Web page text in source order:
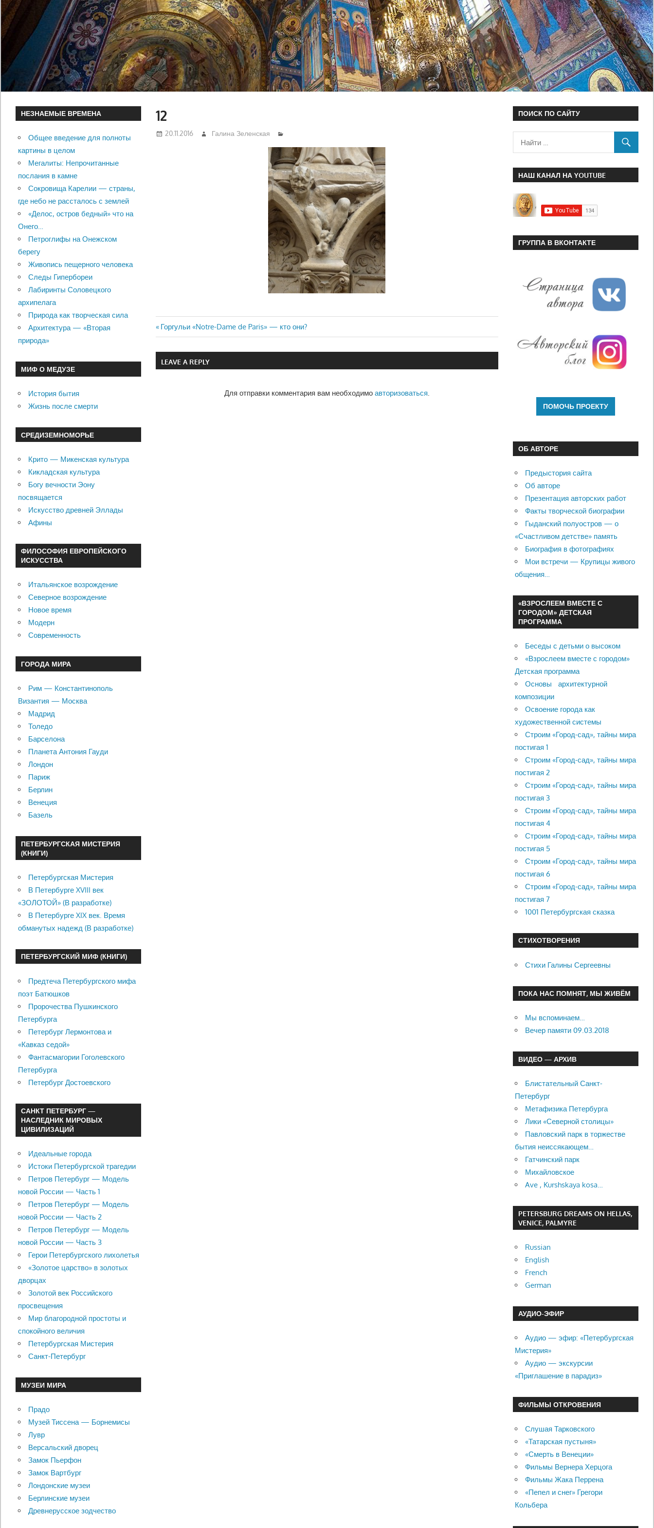
12
20.11.2016 Галина Зеленская
Навигация
по
Previous
Post:
Горгульи «Notre-Dame de Paris» — кто они?
LEAVE A REPLY
Для отправки комментария вам необходимо авторизоваться.
НЕЗНАЕМЫЕ ВРЕМЕНА
Общее введение для полноты
картины в целом
Мегалиты: Непрочитанные
послания в камне
Сокровища Карелии — страны,
где небо не рассталось с землей
«Делос, остров бедный» что на
Онего…
Петроглифы на Онежском
берегу
Живопись пещерного человека
Следы Гипербореи
Лабиринты Соловецкого
архипелага
Природа как творческая сила
Архитектура — «Вторая
природа»
МИФ О МЕДУЗЕ
История бытия
Жизнь после смерти
СРЕДИЗЕМНОМОРЬЕ
Крито — Микенская культура
Кикладская культура
Богу вечности Эону
посвящается
Искусство древней Эллады
Афины
ФИЛОСОФИЯ ЕВРОПЕЙСКОГО
ИСКУССТВА
Итальянское возрождение
Северное возрождение
Новое время
Модерн
Современность
ГОРОДА МИРА
Рим — Константинополь
Византия — Москва
Мадрид
Толедо
Барселона
Планета Антония Гауди
Лондон
Париж
Берлин
Венеция
Базель
ПЕТЕРБУРГСКАЯ МИСТЕРИЯ
(КНИГИ)
Петербургская Мистерия
В Петербурге XVIII век
«ЗОЛОТОЙ» (В разработке)
В Петербурге XIX век. Время
обманутых надежд (В разработке)
ПЕТЕРБУРГСКИЙ МИФ (КНИГИ)
Предтеча Петербургского мифа
поэт Батюшков
Пророчества Пушкинского
Петербурга
Петербург Лермонтова и
«Кавказ седой»
Фантасмагории Гоголевского
Петербурга
Петербург Достоевского
САНКТ ПЕТЕРБУРГ —
НАСЛЕДНИК МИРОВЫХ
ЦИВИЛИЗАЦИЙ
Идеальные города
Истоки Петербургской трагедии
Петров Петербург — Модель
новой России — Часть 1
Петров Петербург — Модель
новой России — Часть 2
Петров Петербург — Модель
новой России — Часть 3
Герои Петербургского лихолетья
«Золотое царство» в золотых
дворцах
Золотой век Российского
просвещения
Мир благородной простоты и
спокойного величия
Петербургская Мистерия
Санкт-Петербург
МУЗЕИ МИРА
Прадо
Музей Тиссена — Борнемисы
Лувр
Версальский дворец
Замок Пьерфон
Замок Вартбург
Лондонские музеи
Берлинские музеи
Древнерусское зодчество
ПОИСК ПО САЙТУ
НАШ КАНАЛ НА YOUTUBE
ГРУППА В ВКОНТАКТЕ
ОБ АВТОРЕ
Предыстория сайта
Об авторе
Презентация авторских работ
Факты творческой биографии
Гыданский полуостров — о
«Счастливом детстве» память
Биография в фотографиях
Мои встречи — Крупицы живого
общения…
«ВЗРОСЛЕЕМ ВМЕСТЕ С
ГОРОДОМ» ДЕТСКАЯ
ПРОГРАММА
Беседы с детьми о высоком
«Взрослеем вместе с городом»
Детская программа
Основы архитектурной
композиции
Освоение города как
художественной системы
Строим «Город-сад», тайны мира
постигая 1
Строим «Город-сад», тайны мира
постигая 2
Строим «Город-сад», тайны мира
постигая 3
Строим «Город-сад», тайны мира
постигая 4
Строим «Город-сад», тайны мира
постигая 5
Строим «Город-сад», тайны мира
постигая 6
Строим «Город-сад», тайны мира
постигая 7
1001 Петербургская сказка
СТИХОТВОРЕНИЯ
Стихи Галины Сергеевны
ПОКА НАС ПОМНЯТ, МЫ ЖИВЁМ
Мы вспоминаем…
Вечер памяти 09.03.2018
ВИДЕО — АРХИВ
Блистательный Санкт-
Петербург
Метафизика Петербурга
Лики «Северной столицы»
Павловский парк в торжестве
бытия неиссякающем…
Гатчинский парк
Михайловское
Ave , Kurshskaya kosa…
PETERSBURG DREAMS ON HELLAS,
VENICE, PALMYRE
Russian
English
French
German
АУДИО-ЭФИР
Аудио — эфир: «Петербургская
Мистерия»
Аудио — экскурсии
«Приглашение в парадиз»
ФИЛЬМЫ ОТКРОВЕНИЯ
Слушая Тарковского
«Татарская пустыня»
«Смерть в Венеции»
Фильмы Вернера Херцога
Фильмы Жака Перрена
«Пепел и снег» Грегори
Кольбера